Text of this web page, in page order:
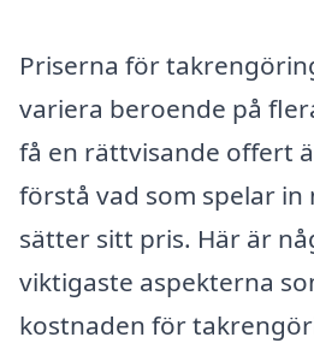
Priserna för
variera beroende på
få en rättvisande offert
förstå vad som spelar
sätter sitt pris. Här är
viktigaste aspekterna
kostnaden för